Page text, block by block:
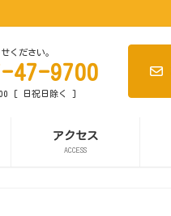
ください。
47-9700
[ 日祝日除く ]
アクセス
ACCESS